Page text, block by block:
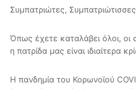
Συμπατριώτες,
Όπως έχετε καταλάβει όλοι, οι
η πατρίδα μας είναι ιδιαίτερα
Η πανδημία του Κορωνοϊού